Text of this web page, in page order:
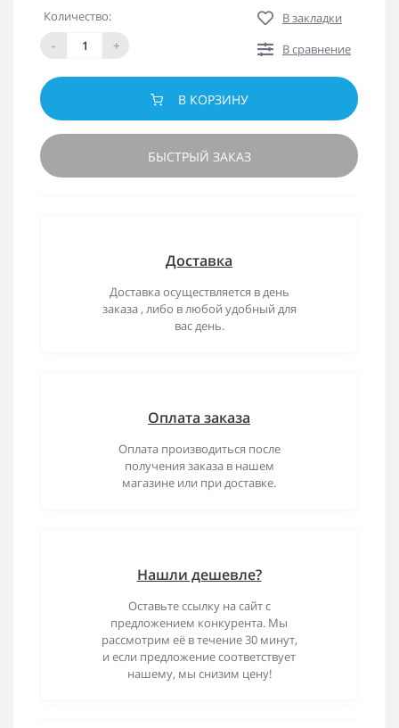
Количество:
-
+
В закладки
В сравнение
В КОРЗИНУ
БЫСТРЫЙ ЗАКАЗ
Доставка
Доставка осуществляется в день
заказа , либо в любой удобный для
вас день.
Оплата заказа
Оплата производиться после
получения заказа в нашем
магазине или при доставке.
Нашли дешевле?
Оставьте ссылку на сайт с
предложением конкурента. Мы
рассмотрим её в течение 30 минут,
и если предложение соответствует
нашему, мы снизим цену!